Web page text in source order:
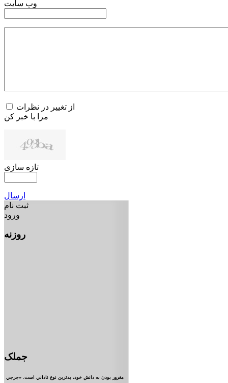
وب سایت
از تغییر در نظرات
مرا با خبر کن
تازه سازی
ارسال
ثبت نام
ورود
روزنه
جملک
مغرور بودن به دانش خود، بدترين نوع ناداني است. «جرجي